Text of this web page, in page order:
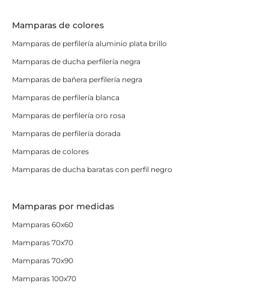
Mamparas de colores
Mamparas de perfilería aluminio plata brillo
Mamparas de ducha perfilería negra
Mamparas de bañera perfilería negra
Mamparas de perfilería blanca
Mamparas de perfilería oro rosa
Mamparas de perfilería dorada
Mamparas de colores
Mamparas de ducha baratas con perfil negro
Mamparas por medidas
Mamparas 60x60
Mamparas 70x70
Mamparas 70x90
Mamparas 100x70